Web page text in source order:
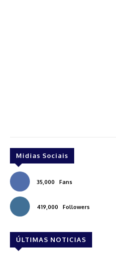
Midias Sociais
35,000 Fans
419,000 Followers
ÚLTIMAS NOTICIAS